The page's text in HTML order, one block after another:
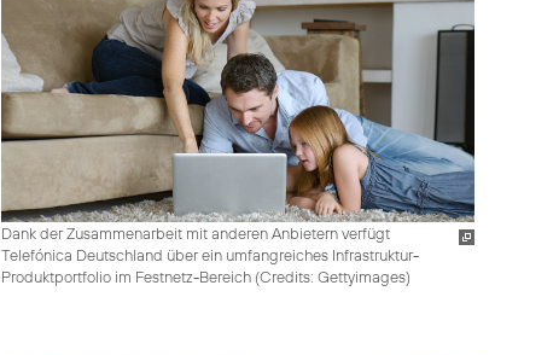
Dank der Zusammenarbeit mit anderen Anbietern verfügt
Telefónica Deutschland über ein umfangreiches Infrastruktur-
Produktportfolio im Festnetz-Bereich (Credits: Gettyimages)